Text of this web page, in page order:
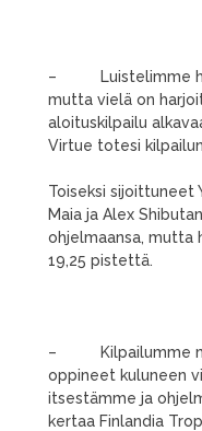
– Luistelimme
mutta vielä on
aloituskilpailu
Virtue totesi
Toiseksi sijoittuneet
Maia ja Alex
ohjelmaansa, mutta
19,25 pistettä.
– Kilpailumme
oppineet kuluneen
itsestämme ja
kertaa Finlandia